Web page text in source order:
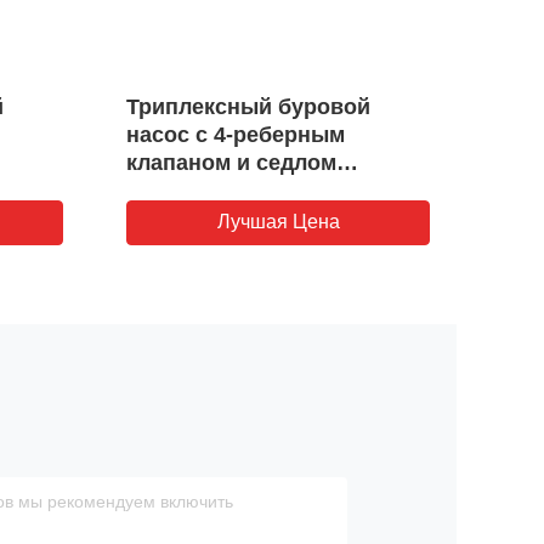
Триплексный буровой
насос с 4-реберным
клапаном и седлом
Лучшая Цена